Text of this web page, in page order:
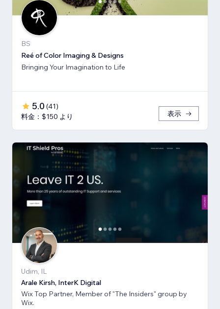
BS
Reé of Color Imaging & Designs
Bringing Your Imagination to Life
5.0 (41)
料金：$150 より
表示
Udim, IL
Arale Kirsh, InterK Digital
Wix Top Partner, Member of "The Insiders" group by
Wix.